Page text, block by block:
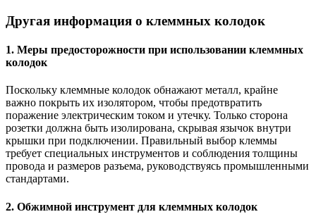
Другая информация о клеммных колодок
1. Меры предосторожности при использовании клеммных
колодок
Поскольку клеммные колодок обнажают металл, крайне
важно покрыть их изолятором, чтобы предотвратить
поражение электрическим током и утечку. Только сторона
розетки должна быть изолирована, скрывая язычок внутри
крышки при подключении. Правильный выбор клеммы
требует специальных инструментов и соблюдения толщины
провода и размеров разъема, руководствуясь промышленными
стандартами.
2. Обжимной инструмент для клеммных колодок